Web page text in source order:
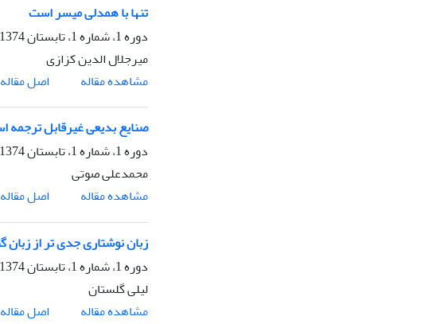
تنها با همدلی میسر است
دوره 1، شماره 1، تابستان 1374، صفحه
میرجلال الدین کزازی
مشاهده مقاله
اصل مقاله
صنایع بدیعی غیرقابل ترجمه
دوره 1، شماره 1، تابستان 1374، صفحه
محمدعلی صوتی
مشاهده مقاله
اصل مقاله
زبان نوشتاری جدی تر از
دوره 1، شماره 1، تابستان 1374، صفحه
لیلی گلستان
مشاهده مقاله
اصل مقاله